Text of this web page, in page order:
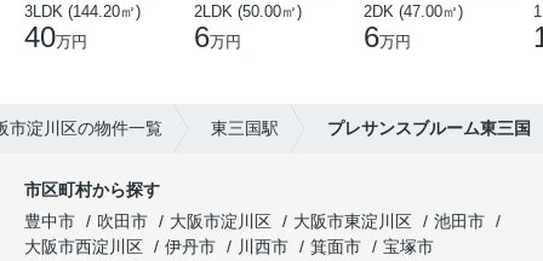
3LDK (144.20㎡)
40万円
2LDK (50.00㎡)
6万円
2DK (47.00㎡)
6万円
市淀川区の物件一覧 東三国駅 プレサンスブルーム東三国
市区町村から探す
豊中市
吹田市 大阪市淀川区 大阪市東淀川区
池田市
大阪市西淀川区
伊丹市 川西市 箕面市
宝塚市